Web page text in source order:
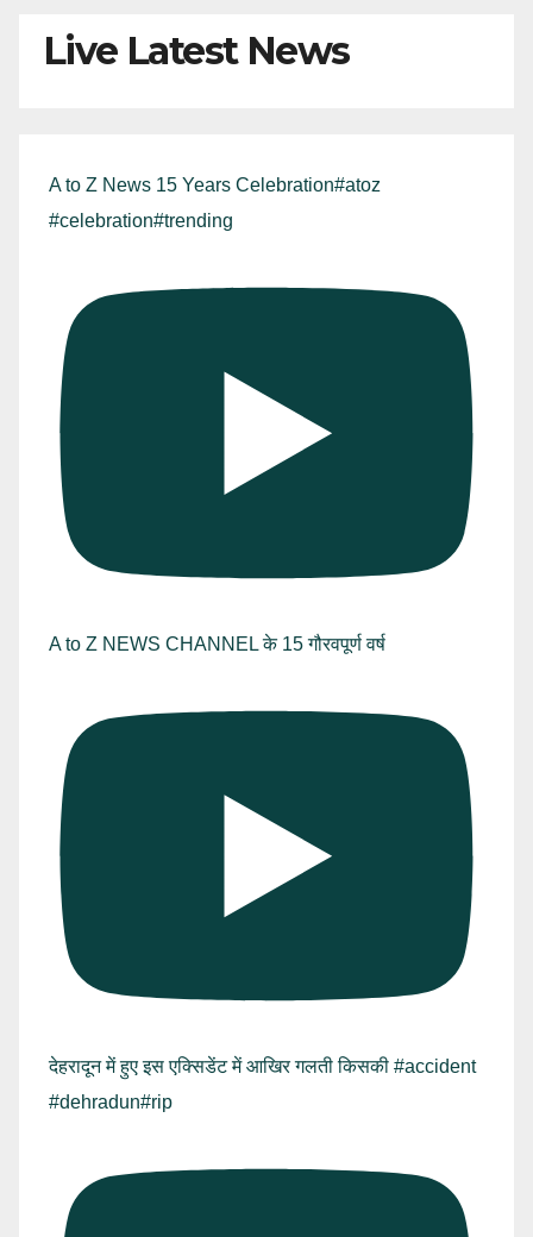
Live Latest News
A to Z News 15 Years Celebration#atoz
#celebration#trending
A to Z NEWS CHANNEL के 15 गौरवपूर्ण वर्ष
देहरादून में हुए इस एक्सिडेंट में आखिर गलती किसकी #accident
#dehradun#rip